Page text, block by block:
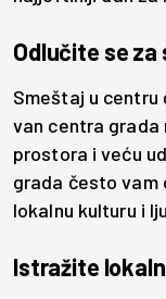
Odlučite se
Smeštaj u
van centra
prostora i veću
grada često vam
lokalnu kulturu i
Istražite